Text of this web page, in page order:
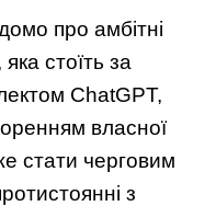
про амбітні
стоїть за
ChatGPT,
власної
стати черговим
з